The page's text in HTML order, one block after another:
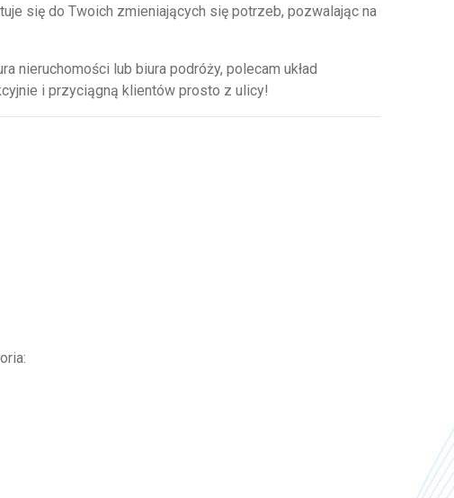
się do Twoich zmieniających się potrzeb, pozwalając na
nieruchomości lub biura podróży, polecam układ
i przyciągną klientów prosto z ulicy!